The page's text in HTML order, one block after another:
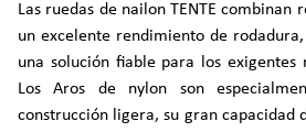
Las ruedas de nailon TENTE combinan
un excelente rendimiento de
una solución fiable para los exigentes
Los Aros de nylon son
construcción ligera, su gran capacidad